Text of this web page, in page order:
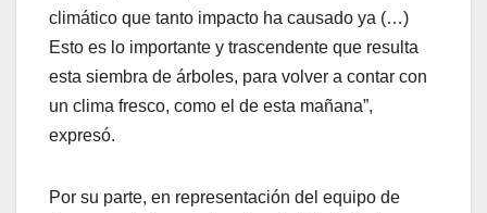
climático que tanto impacto ha causado ya (…)
Esto es lo importante y trascendente que resulta
esta siembra de árboles, para volver a contar con
un clima fresco, como el de esta mañana”,
expresó.
Por su parte, en representación del equipo de